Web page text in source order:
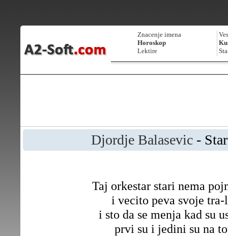
Znacenje imena
Horoskop
Lektire
Djordje Balasevic-
Taj orkestar stari nema
i vecito peva svoje
i sto da se menja kad su
prvi su i jedini su na